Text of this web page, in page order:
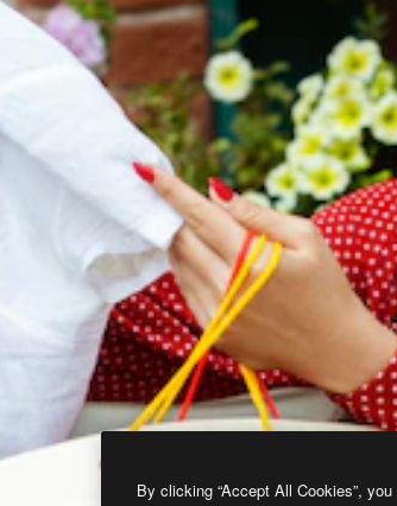
By clicking “Accept All Cookies”,